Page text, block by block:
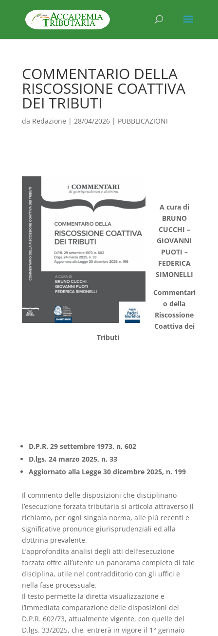
COMMENTARIO DELLA
RISCOSSIONE COATTIVA
DEI TRIBUTI
da Redazione | 28/04/2026| PUBBLICAZIONI
A cura di
BRUNO
CUCCHI –
GIOVANNI
PUOTI –
FEDERICA
SIMONELLI
Commentari
o della
Riscossione
Coattiva dei
Tributi
D.P.R. 29 settembre 1973, n. 602
D.lgs. 24 marzo 2025, n. 33
Aggiornato alla Legge 30 dicembre 2025, n. 199
Il commento delle disposizioni che disciplinano
l’esecuzione forzata tributaria si articola attraverso il
richiamo, per ogni singola norma, alle più recenti e
significative pronunce giurisprudenziali ed alla
dottrina prevalente.
L’approfondita analisi degli atti dell’esecuzione
forzata offre all’utente un panorama completo di tale
disciplina, utile nel contradditorio con gli uffici e
nella fase processuale.
Il testo permette la diretta visualizzazione e
l’immediata comparazione delle disposizioni del
D.P.R. 602/73, attualmente vigente, con quelle del
D.lgs. 33/2025, che, entrerà in vigore il 1° gennaio